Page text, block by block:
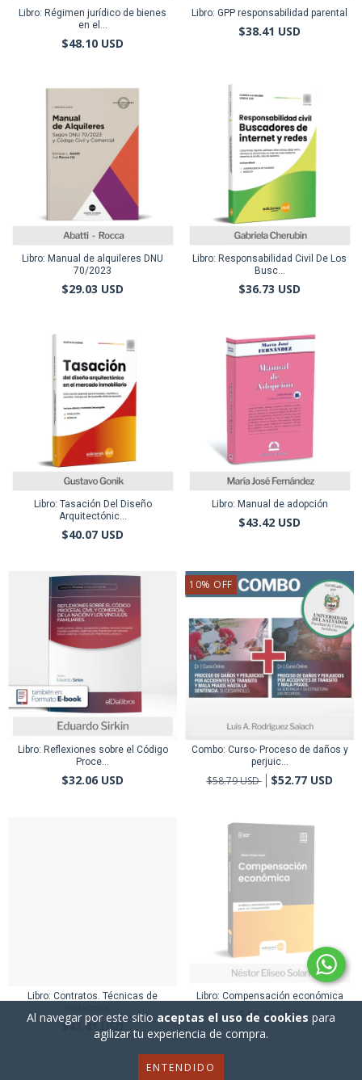
Al navegar por este sitio aceptas el uso de cookies para
agilizar tu experiencia de compra.
ENTENDIDO
Libro: Régimen jurídico de bienes
en el...
$48.10 USD
Libro: GPP responsabilidad parental
$38.41 USD
Libro: Manual de alquileres DNU
70/2023
$29.03 USD
Libro: Responsabilidad Civil De Los
Busc...
$36.73 USD
Libro: Tasación Del Diseño
Arquitectónic...
$40.07 USD
Libro: Manual de adopción
$43.42 USD
Libro: Reflexiones sobre el Código
Proce...
$32.06 USD
10% OFF
Combo: Curso- Proceso de daños y
perjuic...
$58.79 USD $52.77 USD
Libro: Contratos. Técnicas de
$43.41 USD
Libro: Compensación económica
$46.75 USD